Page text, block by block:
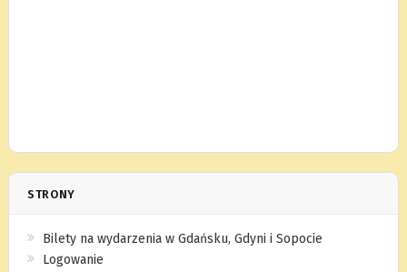
STRONY
Bilety na wydarzenia w Gdańsku, Gdyni i Sopocie
Logowanie